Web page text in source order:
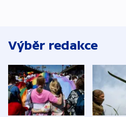
Výběr redakce